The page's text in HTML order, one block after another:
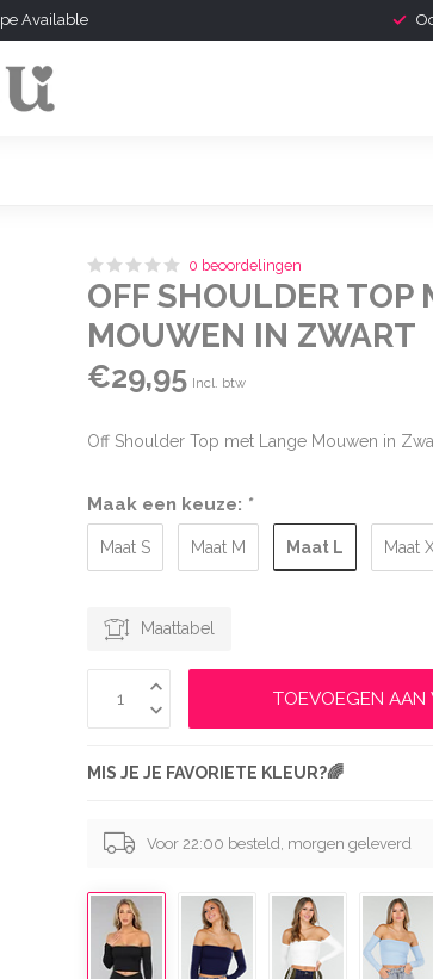
Available
0 beoordelingen
OFF SHOULDER TOP
MOUWEN IN ZWART
€29,95 Incl. btw
Off Shoulder Top met Lange Mouwen in
Maak een keuze: *
Maat S Maat M Maat L Maat
Maattabel
TOEVOEGEN AAN
MIS JE JE FAVORIETE KLEUR?🌈
Voor 22:00 besteld, morgen geleverd